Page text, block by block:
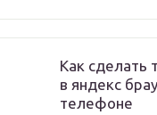
Как сделать
в яндекс
телефоне